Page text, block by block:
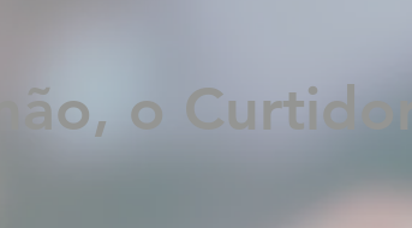
o Curtidor